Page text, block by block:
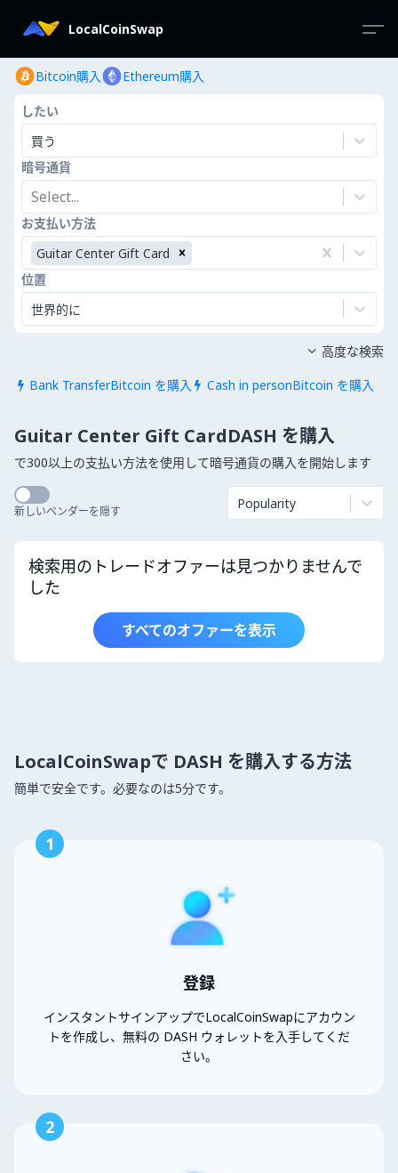
LocalCoinSwap
Bitcoin購入 Ethereum購入
したい
買う
暗号通貨
Select...
お支払い方法
Guitar Center Gift Card
位置
世界的に
 Bank TransferBitcoin を購入  Cash in personBitcoin を購入
 高度な検索
Guitar Center Gift CardDASH を購入
で300以上の支払い方法を使用して暗号通貨の購入を開始します
新しいベンダーを隠す Popularity
検索用のトレードオファーは見つかりませんで
した
すべてのオファーを表示
LocalCoinSwapで DASH を購入する方法
簡単で安全です。必要なのは5分です。
1
登録
インスタントサインアップでLocalCoinSwapにアカウン
トを作成し、無料の DASH ウォレットを入手してくだ
さい。
2